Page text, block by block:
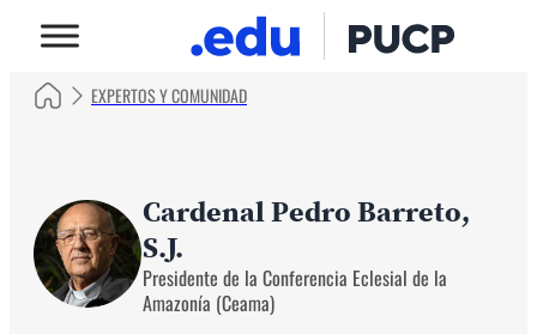
EXPERTOS Y COMUNIDAD
Cardenal Pedro Barreto,
S.J.
Presidente de la Conferencia Eclesial de la
Amazonía (Ceama)